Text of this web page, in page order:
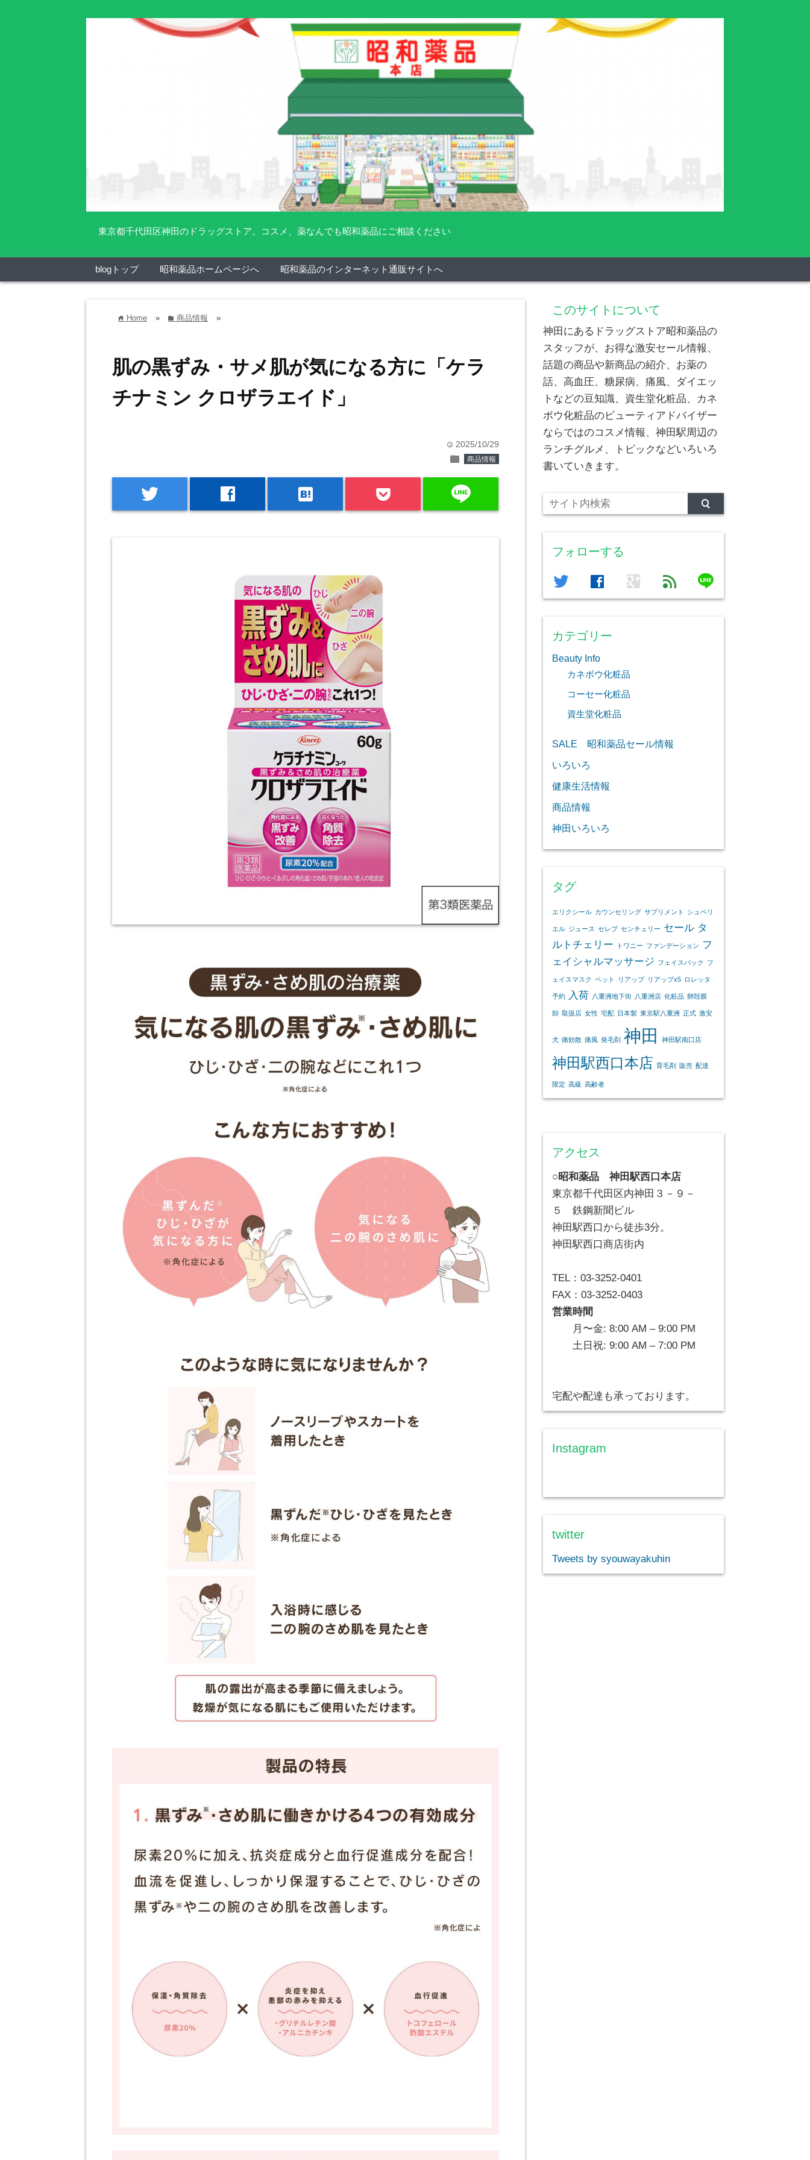
東京都千代田区神田のドラッグストア。コスメ、薬なんでも昭和薬品にご相談ください
blogトップ 昭和薬品ホームページへ 昭和薬品のインターネット通販サイトへ
home Home » folder 商品情報 »
肌の黒ずみ・サメ肌が気になる方に「ケラ
チナミン クロザラエイド」
time 2025/10/29
folder 商品情報
twitter facebook hatenabookmark line
このサイトについて
神田にあるドラッグストア昭和薬品の
スタッフが、お得な激安セール情報、
話題の商品や新商品の紹介、お薬の
話、高血圧、糖尿病、痛風、ダイエッ
トなどの豆知識、資生堂化粧品、カネ
ボウ化粧品のビューティアドバイザー
ならではのコスメ情報、神田駅周辺の
ランチグルメ、トピックなどいろいろ
書いていきます。
フォローする
twitter facebook google feed line
カテゴリー
Beauty Info
カネボウ化粧品
コーセー化粧品
資生堂化粧品
SALE 昭和薬品セール情報
いろいろ
健康生活情報
商品情報
神田いろいろ
タグ
エリクシール カウンセリング サプリメント シュペリ
エル ジュース セレブ センチュリー セール タ
ルトチェリー
トワニー ファンデーション フ
ェイシャルマッサージ フェイスパック フ
ェイスマスク ペット リアップ リアップx5 ロレッタ
予約 入荷 八重洲地下街 八重洲店 化粧品 卵殻膜
卸 取扱店 女性 宅配 日本製 東京駅八重洲 正式 激安
犬 痛効散 痛風 発毛剤 神田 神田駅南口店
神田駅西口本店 育毛剤 販売 配達
限定 高級 高齢者
アクセス
○昭和薬品 神田駅西口本店
東京都千代田区内神田３－９－
５ 鉄鋼新聞ビル
神田駅西口から徒歩3分。
神田駅西口商店街内
TEL：03-3252-0401
FAX：03-3252-0403
営業時間
月〜金: 8:00 AM – 9:00 PM
土日祝: 9:00 AM – 7:00 PM
宅配や配達も承っております。
Instagram
twitter
Tweets by syouwayakuhin